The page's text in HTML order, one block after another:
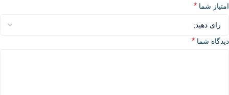
امتیاز شما *
دیدگاه شما *